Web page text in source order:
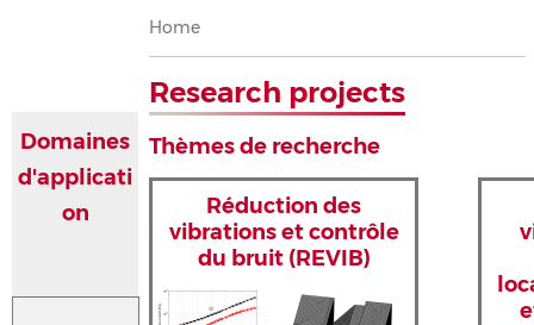
Breadcrumb
Home
Research projects
Thèmes de recherche
Réduction des
vibrations et contrôle
du bruit (REVIB)
Domaines
d'applicati
on